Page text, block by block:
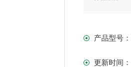
产品型号：
更新时间：